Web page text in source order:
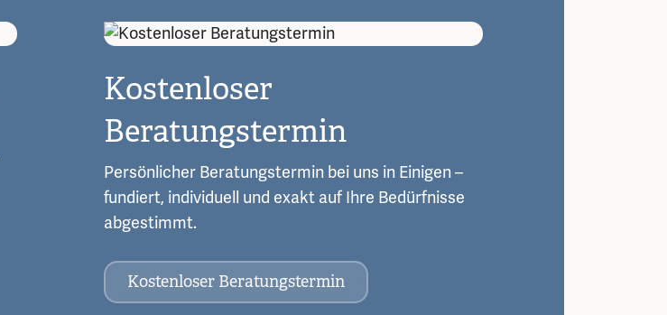
Kostenloser
Beratungstermin
Persönlicher Beratungstermin bei uns in Einigen –
fundiert, individuell und exakt auf Ihre Bedürfnisse
abgestimmt.
Kostenloser Beratungstermin